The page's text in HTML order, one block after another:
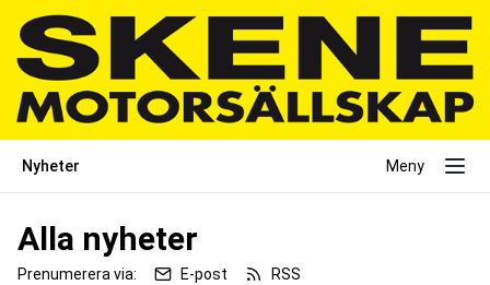
Nyheter Meny
Alla nyheter
Prenumerera via: E-post RSS